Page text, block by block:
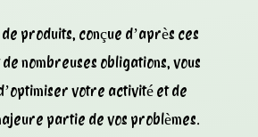
produits, conçue d’après ces
nombreuses obligations, vous
votre activité et de
partie de vos problèmes.